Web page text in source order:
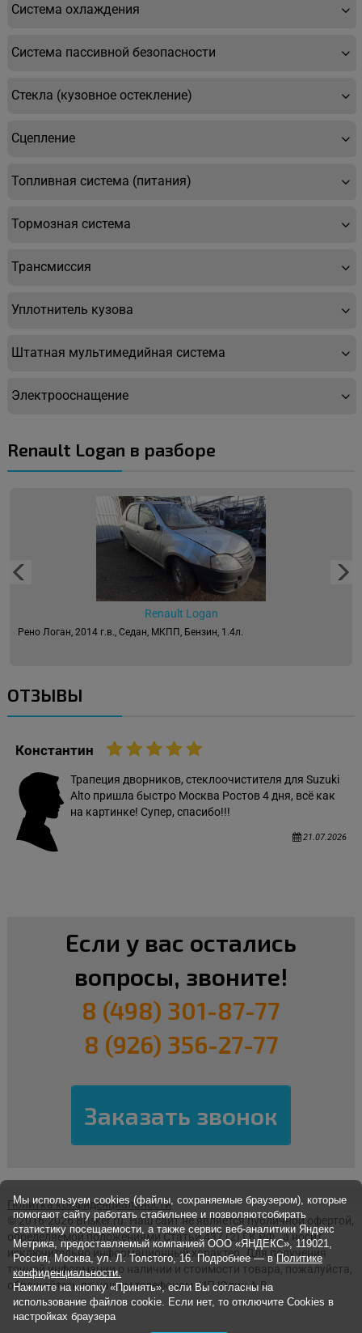
Система охлаждения
Система пассивной безопасности
Стекла (кузовное остекление)
Сцепление
Топливная система (питания)
Тормозная система
Трансмиссия
Уплотнитель кузова
Штатная мультимедийная система
Электрооснащение
Renault Logan в разборе
Renault Logan
Рено Логан, 2014 г.в., Седан, МКПП, Бензин, 1.4л.
ОТЗЫВЫ
Константин
Трапеция дворников, стеклоочистителя для Suzuki
Alto пришла быстро Москва Ростов 4 дня, всё как
на картинке! Супер, спасибо!!!
21.07.2026
Если у вас остались
вопросы, звоните!
8 (498) 301-87-77
8 (926) 356-27-77
Политка конфиденциальности
© 2016-2026 Brisker.ru.Наш сайт не является публичной офертой,
определяемой положениями Статьи 437 (2) ГК РФ., а носит
исключительно информационный характер. Для получения
точной информации о наличии и стоимости товара, пожалуйста,
обращайтесь по нашим телефонам. ИП Юдин А.В.
Мы используем cookies (файлы, сохраняемые браузером), которые
помогают сайту работать стабильнее и позволяютсобирать
статистику посещаемости, а также сервис веб-аналитики Яндекс
Метрика, предоставляемый компанией ООО «ЯНДЕКС», 119021,
Россия, Москва, ул. Л. Толстого, 16. Подробнее — в Политике
конфиденциальности.
Нажмите на кнопку «Принять», если Вы согласны на
использование файлов cookie. Если нет, то отключите Cookies в
настройках браузера